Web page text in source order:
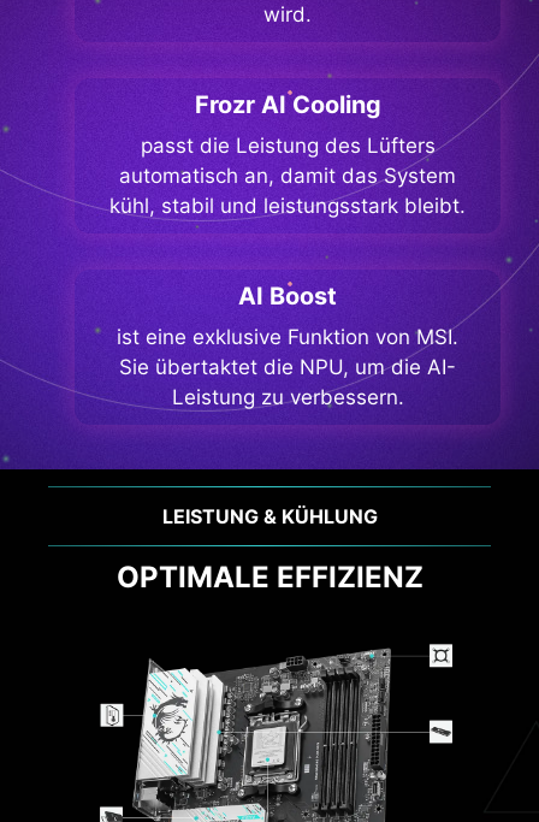
wird.
Frozr AI Cooling
passt die Leistung des Lüfters
automatisch an, damit das System
kühl, stabil und leistungsstark bleibt.
AI Boost
ist eine exklusive Funktion von MSI.
Sie übertaktet die NPU, um die AI-
Leistung zu verbessern.
LEISTUNG & KÜHLUNG
OPTIMALE EFFIZIENZ